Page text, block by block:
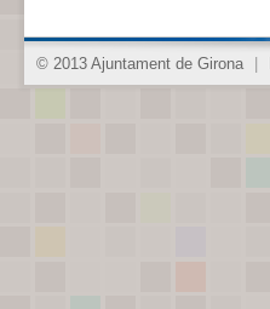
© 2013 Ajuntament de Girona